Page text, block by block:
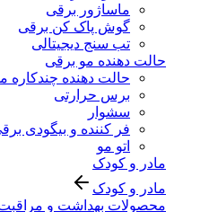
ماساژور برقی
گوش پاک کن برقی
تب سنج دیجیتالی
حالت دهنده مو برقی
حالت دهنده چندکاره
برس حرارتی
سشوار
فر کننده و بیگودی
اتو مو
مادر و کودک
مادر و کودک
محصولات بهداشت و